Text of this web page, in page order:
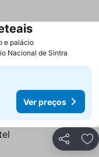
e palácio
Nacional de Sintra
Ver preços
Partilhar